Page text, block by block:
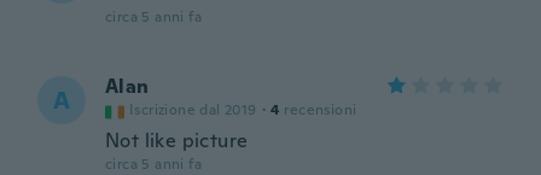
circa 5 anni fa
A Alan
Iscrizione dal 2019 · 4 recensioni
Not like picture
circa 5 anni fa